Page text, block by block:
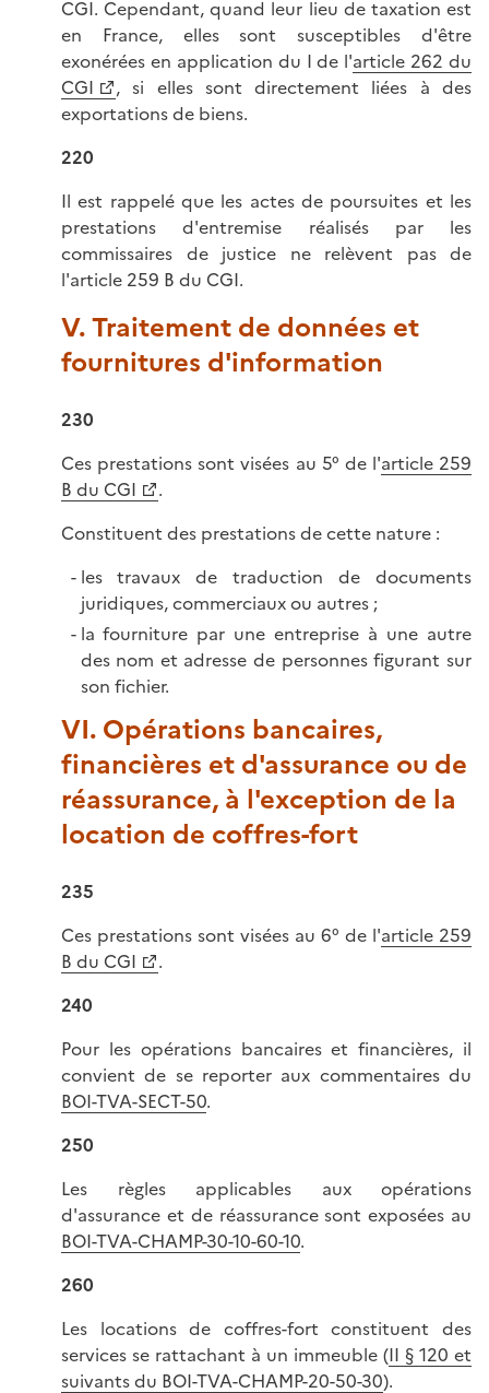
CGI. Cependant, quand leur lieu de taxation est
en France, elles sont susceptibles d'être
exonérées en application du I de l'article 262 du
CGI
, si elles sont directement liées à des
exportations de biens.
220
Il est rappelé que les actes de poursuites et les
prestations d'entremise réalisés par les
commissaires de justice ne relèvent pas de
l'article 259 B du CGI.
V. Traitement de données et
fournitures d'information
230
Ces prestations sont visées au 5° de l'article 259
B du CGI
.
Constituent des prestations de cette nature :
les travaux de traduction de documents
juridiques, commerciaux ou autres ;
la fourniture par une entreprise à une autre
des nom et adresse de personnes figurant sur
son fichier.
VI. Opérations bancaires,
financières et d'assurance ou de
réassurance, à l'exception de la
location de coffres-fort
235
Ces prestations sont visées au 6° de l'article 259
B du CGI
.
240
Pour les opérations bancaires et financières, il
convient de se reporter aux commentaires du
BOI-TVA-SECT-50.
250
Les règles applicables aux opérations
d'assurance et de réassurance sont exposées au
BOI-TVA-CHAMP-30-10-60-10.
260
Les locations de coffres-fort constituent des
services se rattachant à un immeuble (II § 120 et
suivants du BOI-TVA-CHAMP-20-50-30).